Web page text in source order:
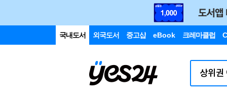
국내도서 외국도서 중고샵 eBook 크레마클럽